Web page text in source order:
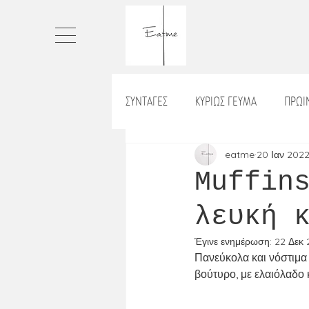
ΣΥΝΤΑΓΕΣ ΚΥΡΙΩΣ ΓΕΥΜΑ
ΤΑΡΤΕΣ ΨΩΜΙ
ΡΥΖΙ_ΡΙΖΟΤΟ ΒΡΑΔΙΝΟ
ΝΗΣΤΙΣΙΜΑ
λευκή
eatme 20 Ιαν 2022
Έγινε ενημέρωση: 22 Δεκ
Πανεύκολα και
βούτυρο, με